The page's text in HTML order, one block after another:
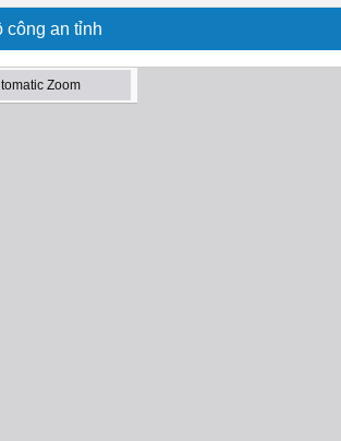
công an tỉnh